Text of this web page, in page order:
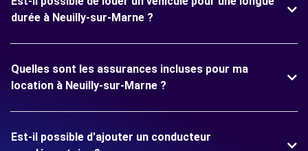
durée à Neuilly-sur-Marne ?
Quelles sont les assurances incluses pour ma
location à Neuilly-sur-Marne ?
Est-il possible d'ajouter un conducteur